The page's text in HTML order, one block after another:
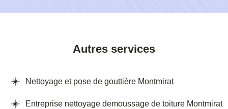
Autres services
Nettoyage et pose de gouttière Montmirat
Entreprise nettoyage demoussage de toiture Montmirat